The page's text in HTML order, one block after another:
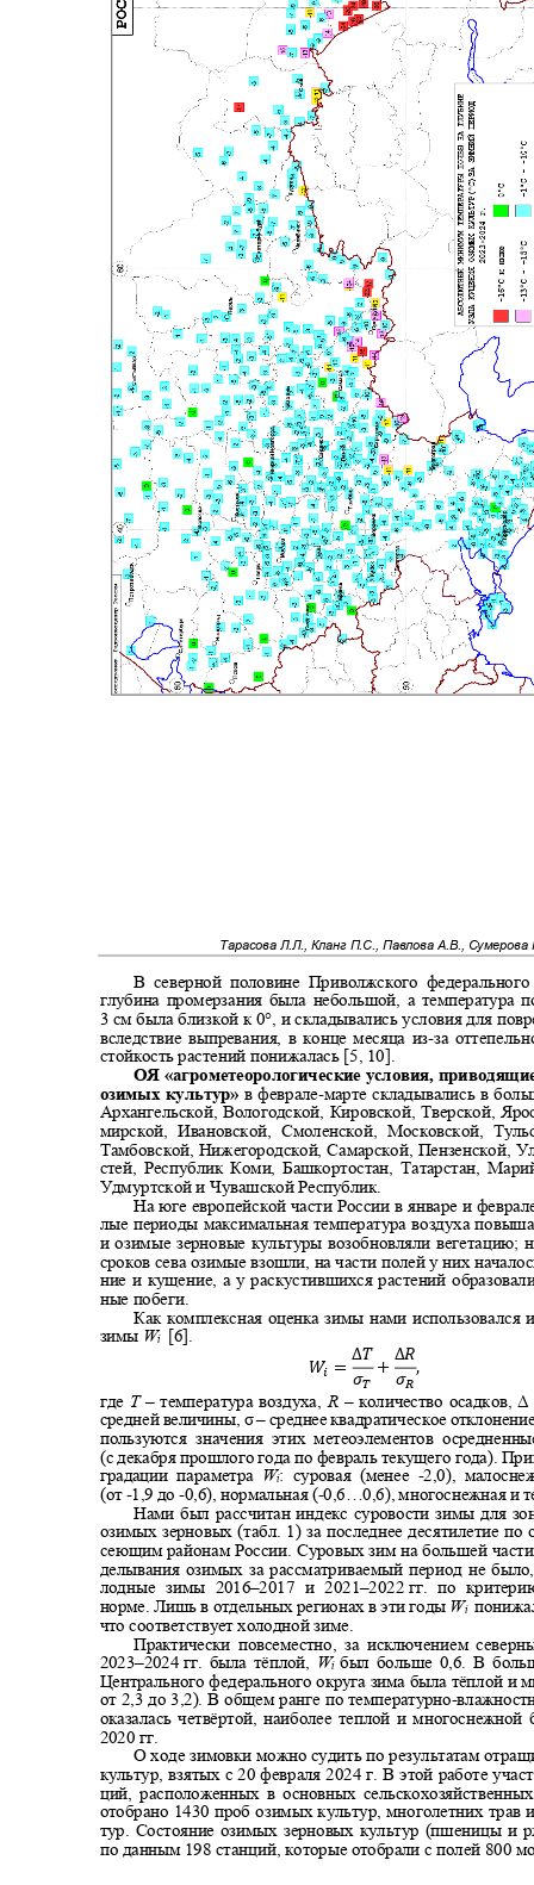
Тарасова Л.Л., Кланг П.С., Павлова А.В., Сумерова
В северной половине Приволжского
глубина промерзания была небольшой, а
3 см была близкой к 0°, и складывались условия для
вследствие выпревания, в конце месяца из-за
стойкость растений понижалась [5, 10].
ОЯ «агрометеорологические условия,
озимых культур»в феврале-марте складывались в
Архангельской, Вологодской, Кировской, Тверской,
мирской, Ивановской, Смоленской, Московской,
Тамбовской, Нижегородской, Самарской, Пензенской,
стей, Республик Коми, Башкортостан, Татарстан,
Удмуртской и Чувашской Республик.
На юге европейской части России в январе и
лые периоды максимальная температура воздуха
и озимые зерновые культуры возобновляли
сроков сева озимые взошли, на части полей у них
ние и кущение, а у раскустившихся растений
ные побеги.
Как комплексная оценка зимы нами использовался
зимы Wi [6].
∆푇 ∆푅
푊 =
푖 + ,
휎ꢀ 휎ꢁ
где Т–температура воздуха, R– количество осадков, Δ
средней величины, σ–среднее квадратическое
пользуются значения этих метеоэлементов
(с декабря прошлого года по февраль текущего года).
градации параметра Wi: суровая (менее -2,0),
(от-1,9 до-0,6), нормальная (-0,6…0,6), многоснежная и
Нами был рассчитан индекс суровости зимы для
озимых зерновых (табл. 1) за последнее десятилетие
сеющим районам России. Суровых зим на большей
делывания озимых за рассматриваемый период не
лодные зимы 2016–2017 и2021–2022 гг. по
норме. Лишь в отдельных регионах в эти годы Wi
что соответствует холодной зиме.
Практически повсеместно, за исключением
2023–2024 гг. была тёплой, Wiбыл больше 0,6. В
Центрального федерального округа зима была тёплой и
от 2,3 до 3,2). В общем ранге по температурно-
оказалась четвёртой, наиболее теплой и
2020 гг.
О ходе зимовки можно судить по результатам
культур, взятых с 20 февраля 2024 г. В этой работе
ций, расположенных в основных
отобрано 1430 проб озимых культур, многолетних
тур. Состояние озимых зерновых культур (пшеницы и
по данным 198 станций, которые отобрали с полей 800